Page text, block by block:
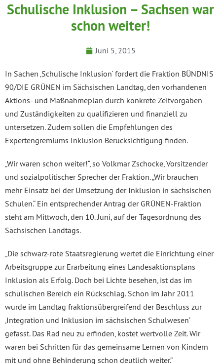
Schulische Inklusion – Sachsen war
schon weiter!
Juni 5, 2015
In Sachen ‚Schulische Inklusion‘ fordert die Fraktion BÜNDNIS
90/DIE GRÜNEN im Sächsischen Landtag, den vorhandenen
Aktions- und Maßnahmeplan durch konkrete Zeitvorgaben
und Zuständigkeiten zu qualifizieren und finanziell zu
untersetzen. Zudem sollen die Empfehlungen des
Expertengremiums Inklusion Berücksichtigung finden.
„Wir waren schon weiter!“, so Volkmar Zschocke, Vorsitzender
und sozialpolitischer Sprecher der Fraktion. „Wir brauchen
mehr Einsatz bei der Umsetzung der Inklusion in sächsischen
Schulen.“ Ein entsprechender Antrag der GRÜNEN-Fraktion
steht am Mittwoch, den 10. Juni, auf der Tagesordnung des
Sächsischen Landtags.
„Die schwarz-rote Staatsregierung wertet die Einrichtung einer
Arbeitsgruppe zur Erarbeitung eines Landesaktionsplans
Inklusion als Erfolg. Doch bei Lichte besehen, ist das im
schulischen Bereich ein Rückschlag. Schon im Jahr 2011
wurde im Landtag fraktionsübergreifend der Beschluss zur
,Integration und Inklusion im sächsischen Schulwesen‘
gefasst. Das Rad neu zu erfinden, kostet wertvolle Zeit. Wir
waren bei Schritten für das gemeinsame Lernen von Kindern
mit und ohne Behinderung schon deutlich weiter.“